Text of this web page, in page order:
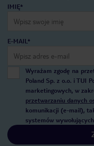
IMIĘ*
E-MAIL*
Wyrażam zgodę na
Poland Sp. z o.o. i TUI
marketingowych, w
przetwarzaniu danych
komunikacji (e-mail),
systemów